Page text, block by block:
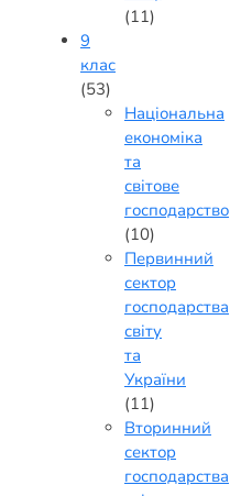
(11)
9
клас
(53)
Національна
економіка
та
світове
господарство
(10)
Первинний
сектор
господарства
світу
та
України
(11)
Вторинний
сектор
господарства